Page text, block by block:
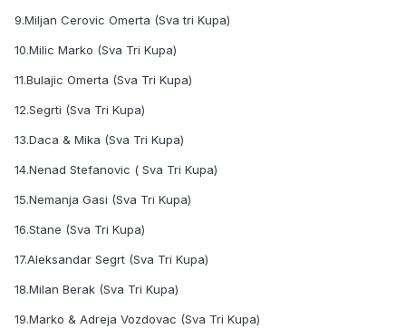
9.Miljan Cerovic Omerta (Sva tri Kupa)
10.Milic Marko (Sva Tri Kupa)
11.Bulajic Omerta (Sva Tri Kupa)
12.Segrti (Sva Tri Kupa)
13.Daca & Mika (Sva Tri Kupa)
14.Nenad Stefanovic ( Sva Tri Kupa)
15.Nemanja Gasi (Sva Tri Kupa)
16.Stane (Sva Tri Kupa)
17.Aleksandar Segrt (Sva Tri Kupa)
18.Milan Berak (Sva Tri Kupa)
19.Marko & Adreja Vozdovac (Sva Tri Kupa)